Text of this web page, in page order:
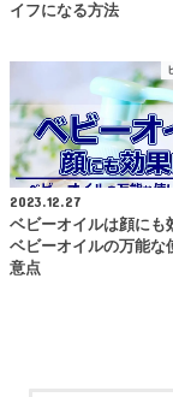
イフになる方法
2023.12.27
ベビーオイルは顔にも
ベビーオイルの万能な
意点